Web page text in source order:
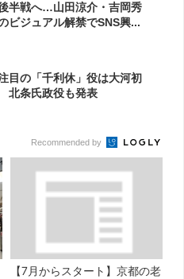
半戦へ…山田涼介・吉岡秀
ビジュアル解禁でSNS興...
目の「千利休」役は大河初
北条氏政役も発表
Recommended by
【7月からスタート】京都の老